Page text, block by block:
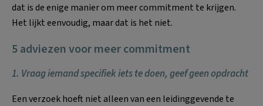
dat is de enige manier om meer commitment te krijgen.
Het lijkt eenvoudig, maar dat is het niet.
5 adviezen voor meer commitment
1. Vraag iemand specifiek iets te doen, geef geen opdracht
Een verzoek hoeft niet alleen van een leidinggevende te